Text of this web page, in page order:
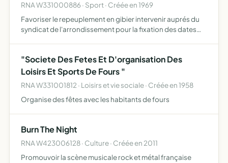
RNA W331000886 · Sport · Créée en 1969
Favoriser le repeuplement en gibier intervenir auprés du
syndicat de l'arrondissement pour la fixation des dates
"Societe Des Fetes Et D'organisation Des
Loisirs Et Sports De Fours "
RNA W331001812 · Loisirs et vie sociale · Créée en 1958
Organise des fêtes avec les habitants de fours
Burn The Night
RNA W423006128 · Culture · Créée en 2011
Promouvoir la scène musicale rock et métal française